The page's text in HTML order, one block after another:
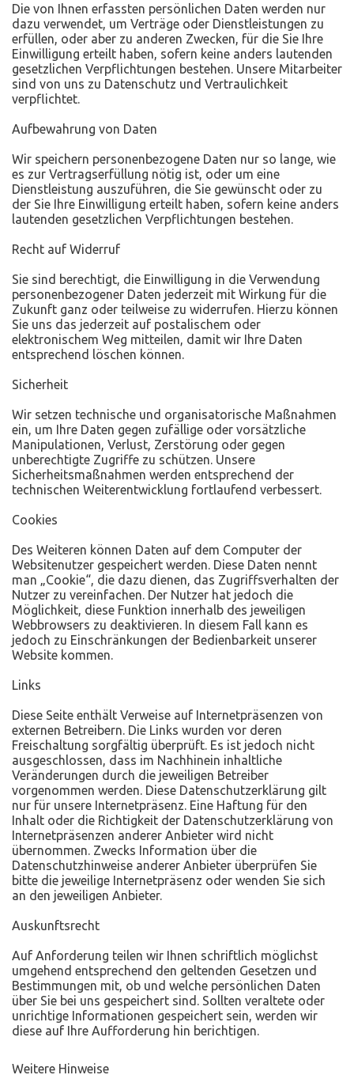
Die von Ihnen erfassten persönlichen Daten werden nur
dazu verwendet, um Verträge oder Dienstleistungen zu
erfüllen, oder aber zu anderen Zwecken, für die Sie Ihre
Einwilligung erteilt haben, sofern keine anders lautenden
gesetzlichen Verpflichtungen bestehen. Unsere Mitarbeiter
sind von uns zu Datenschutz und Vertraulichkeit
verpflichtet.
Aufbewahrung von Daten
Wir speichern personenbezogene Daten nur so lange, wie
es zur Vertragserfüllung nötig ist, oder um eine
Dienstleistung auszuführen, die Sie gewünscht oder zu
der Sie Ihre Einwilligung erteilt haben, sofern keine anders
lautenden gesetzlichen Verpflichtungen bestehen.
Recht auf Widerruf
Sie sind berechtigt, die Einwilligung in die Verwendung
personenbezogener Daten jederzeit mit Wirkung für die
Zukunft ganz oder teilweise zu widerrufen. Hierzu können
Sie uns das jederzeit auf postalischem oder
elektronischem Weg mitteilen, damit wir Ihre Daten
entsprechend löschen können.
Sicherheit
Wir setzen technische und organisatorische Maßnahmen
ein, um Ihre Daten gegen zufällige oder vorsätzliche
Manipulationen, Verlust, Zerstörung oder gegen
unberechtigte Zugriffe zu schützen. Unsere
Sicherheitsmaßnahmen werden entsprechend der
technischen Weiterentwicklung fortlaufend verbessert.
Cookies
Des Weiteren können Daten auf dem Computer der
Websitenutzer gespeichert werden. Diese Daten nennt
man „Cookie“, die dazu dienen, das Zugriffsverhalten der
Nutzer zu vereinfachen. Der Nutzer hat jedoch die
Möglichkeit, diese Funktion innerhalb des jeweiligen
Webbrowsers zu deaktivieren. In diesem Fall kann es
jedoch zu Einschränkungen der Bedienbarkeit unserer
Website kommen.
Links
Diese Seite enthält Verweise auf Internetpräsenzen von
externen Betreibern. Die Links wurden vor deren
Freischaltung sorgfältig überprüft. Es ist jedoch nicht
ausgeschlossen, dass im Nachhinein inhaltliche
Veränderungen durch die jeweiligen Betreiber
vorgenommen werden. Diese Datenschutzerklärung gilt
nur für unsere Internetpräsenz. Eine Haftung für den
Inhalt oder die Richtigkeit der Datenschutzerklärung von
Internetpräsenzen anderer Anbieter wird nicht
übernommen. Zwecks Information über die
Datenschutzhinweise anderer Anbieter überprüfen Sie
bitte die jeweilige Internetpräsenz oder wenden Sie sich
an den jeweiligen Anbieter.
Auskunftsrecht
Auf Anforderung teilen wir Ihnen schriftlich möglichst
umgehend entsprechend den geltenden Gesetzen und
Bestimmungen mit, ob und welche persönlichen Daten
über Sie bei uns gespeichert sind. Sollten veraltete oder
unrichtige Informationen gespeichert sein, werden wir
diese auf Ihre Aufforderung hin berichtigen.
Weitere Hinweise